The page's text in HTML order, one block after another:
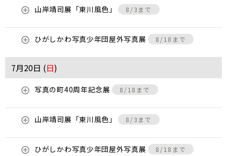
山岸靖司展「東川風色」 8/3まで
ひがしかわ写真少年団屋外写真展 8/18まで
7月20日 (日)
写真の町40周年記念展 8/18まで
山岸靖司展「東川風色」 8/3まで
ひがしかわ写真少年団屋外写真展 8/18まで